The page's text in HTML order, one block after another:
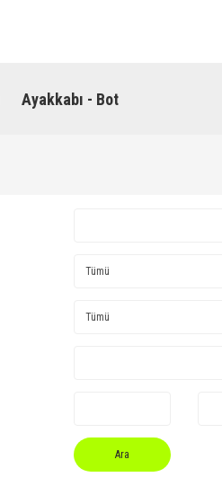
Ayakkabı - Bot
Ara